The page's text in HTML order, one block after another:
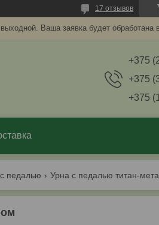
17 отзывов
Ваша заявка будет обработана
+375
+375
+375
педалью